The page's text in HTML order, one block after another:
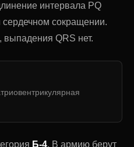
интервала PQ
сокращении.
QRS нет.
Б-4. В армию берут